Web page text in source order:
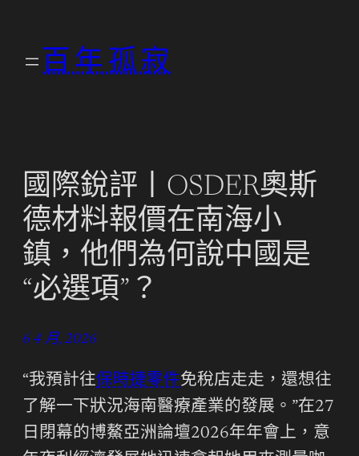
百年孤寂
國際銳評丨OSDER奧斯
德材料報價在南海小
鎮，他們為何說中國是
“必選項”？
6 4 月, 2026
“我預計往保時捷零件免稅店走走，還想往
了解一下狀況海南醫療產業的發展。”在27
日閉幕的博鰲亞洲論壇2026年年會上，意